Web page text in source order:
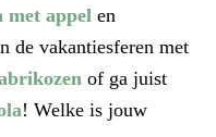
met appel en
de vakantiesferen met
of ga juist
! Welke is jouw